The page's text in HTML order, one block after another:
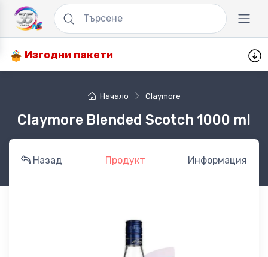
Изгодни пакети
Начало Claymore
Claymore Blended Scotch 1000 ml
Назад Продукт Информация